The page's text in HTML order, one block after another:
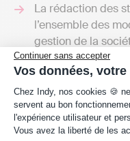
Continuer sans accepter
Vos données,
Plateforme de
Chez Indy, nos cookies 🍪
servent au bon
l'expérience utilisateur et
Vous avez la liberté de les
La rédaction des
l’ensemble des
gestion de la
La transmission
une SCI familiale,
règlement de bien
ne s’appliquent
Le statut juridique de la